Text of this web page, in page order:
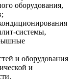
оборудования,
системы,
и оборудования
и